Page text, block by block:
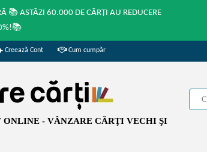
📚 ASTĂZI 60.000 DE CĂRȚI AU REDUCERE
Creează Cont Cum cumpăr
ONLINE - VÂNZARE CĂRŢI VECHI ŞI